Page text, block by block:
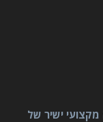
מקצועי ישיר של